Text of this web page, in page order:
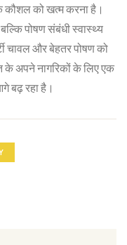
कौशल को खत्म करना है।
पोषण संबंधी स्वास्थ्य
चावल और बेहतर पोषण को
के अपने नागरिकों के लिए एक
बढ़ रहा है।